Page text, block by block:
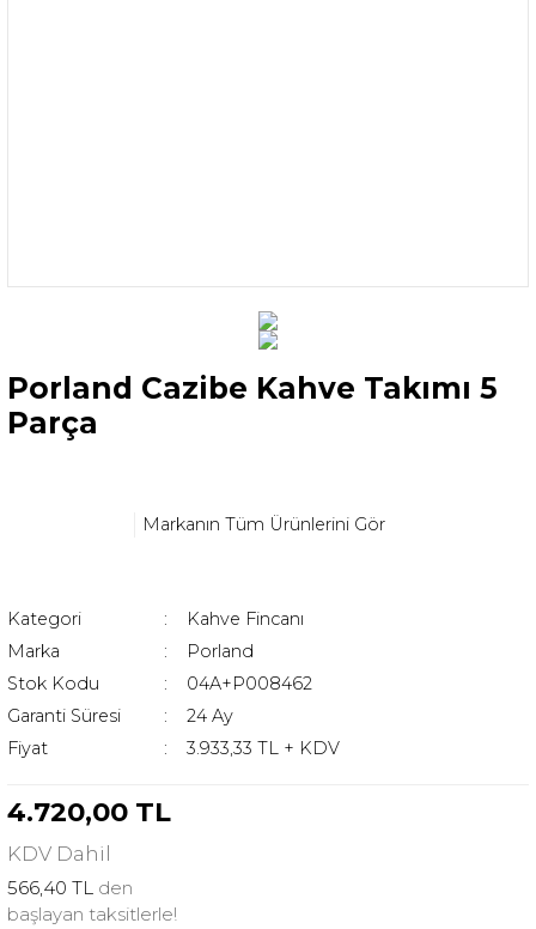
Porland Cazibe Kahve Takımı 5
Parça
Markanın Tüm Ürünlerini Gör
Kategori
Kahve Fincanı
Marka
Porland
Stok Kodu
04A+P008462
Garanti Süresi
24 Ay
Fiyat
3.933,33 TL + KDV
4.720,00 TL
KDV Dahil
566,40 TL den
başlayan taksitlerle!